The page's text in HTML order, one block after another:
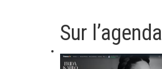
Sur l’agenda